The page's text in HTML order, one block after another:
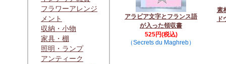
フラワーアレンジ
メント
収納・小物
家具・棚
照明・ランプ
アンティーク
アラビア文字とフランス語
が入った領収書
525円(税込)
（Secrets du Maghreb）
素